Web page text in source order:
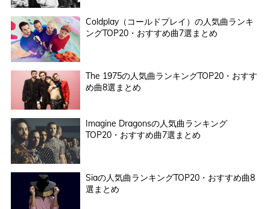
Coldplay（コールドプレイ）の人気曲ランキ
ングTOP20・おすすめ曲7選まとめ
The 1975の人気曲ランキングTOP20・おすす
め曲8選まとめ
Imagine Dragonsの人気曲ランキング
TOP20・おすすめ曲7選まとめ
Siaの人気曲ランキングTOP20・おすすめ曲8
選まとめ